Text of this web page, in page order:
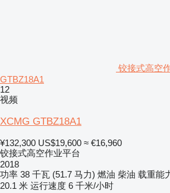
铰接式高空
GTBZ18A1
12
视频
XCMG GTBZ18A1
¥132,300 US$19,600 ≈ €16,960
铰接式高空作业平台
2018
功率 38 千瓦 (51.7 马力) 燃油 柴油 载重能
20.1 米 运行速度 6 千米/小时